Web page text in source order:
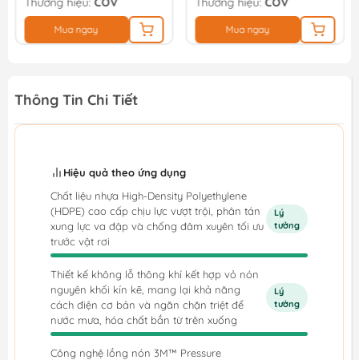
Mua ngay Mua ngay
Thông Tin Chi Tiết
Hiệu quả theo ứng dụng
Chất liệu nhựa High-Density Polyethylene
(HDPE) cao cấp chịu lực vượt trội, phân tán
xung lực va đập và chống đâm xuyên tối ưu
trước vật rơi
Lý
tưởng
Thiết kế không lỗ thông khí kết hợp vỏ nón
nguyên khối kín kẽ, mang lại khả năng
cách điện cơ bản và ngăn chặn triệt để
nước mưa, hóa chất bắn từ trên xuống
Lý
tưởng
Công nghệ lồng nón 3M™ Pressure